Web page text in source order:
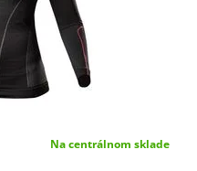
Na centrálnom sklade